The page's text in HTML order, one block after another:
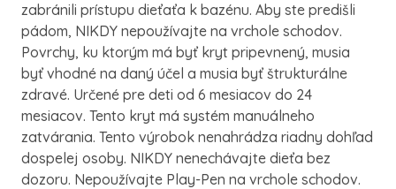
zabránili prístupu dieťaťa k bazénu. Aby ste predišli
pádom, NIKDY nepoužívajte na vrchole schodov.
Povrchy, ku ktorým má byť kryt pripevnený, musia
byť vhodné na daný účel a musia byť štrukturálne
zdravé. Určené pre deti od 6 mesiacov do 24
mesiacov. Tento kryt má systém manuálneho
zatvárania. Tento výrobok nenahrádza riadny dohľad
dospelej osoby. NIKDY nenechávajte dieťa bez
dozoru. Nepoužívajte Play-Pen na vrchole schodov.